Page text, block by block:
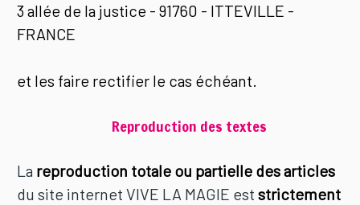
3 allée de la justice - 91760 - ITTEVILLE -
FRANCE
et les faire rectifier le cas échéant.
Reproduction des textes
La reproduction totale ou partielle des articles
du site internet VIVE LA MAGIE eststrictement